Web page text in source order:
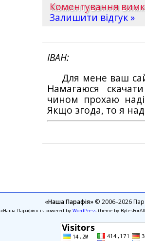
Коментування
Залишити відгук »
ІВАН
Для мене ваш
Намагаюся
чином прохаю
Якщо згода, то я
«Наша Парафія»© 2006–2026
«Наша Парафія» is powered by WordPresstheme by